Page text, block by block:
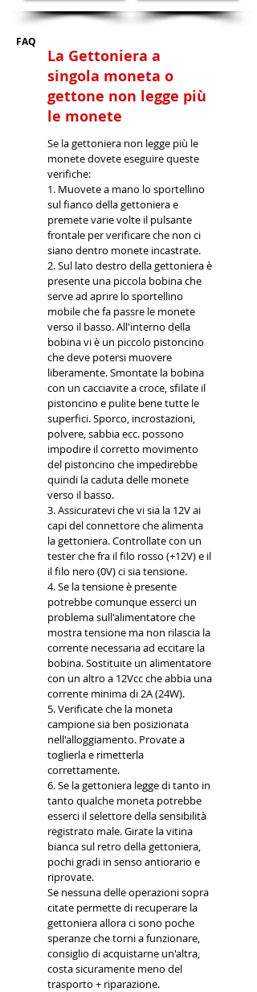
FAQ
La Gettoniera a
singola moneta o
gettone non legge più
le monete
Se la gettoniera non legge più le
monete dovete eseguire queste
verifiche:
1. Muovete a mano lo sportellino
sul fianco della gettoniera e
premete varie volte il pulsante
frontale per verificare che non ci
siano dentro monete incastrate.
2. Sul lato destro della gettoniera è
presente una piccola bobina che
serve ad aprire lo sportellino
mobile che fa passre le monete
verso il basso. All'interno della
bobina vi è un piccolo pistoncino
che deve potersi muovere
liberamente. Smontate la bobina
con un cacciavite a croce, sfilate il
pistoncino e pulite bene tutte le
superfici. Sporco, incrostazioni,
polvere, sabbia ecc. possono
impodire il corretto movimento
del pistoncino che impedirebbe
quindi la caduta delle monete
verso il basso.
3. Assicuratevi che vi sia la 12V ai
capi del connettore che alimenta
la gettoniera. Controllate con un
tester che fra il filo rosso (+12V) e il
il filo nero (0V) ci sia tensione.
4. Se la tensione è presente
potrebbe comunque esserci un
problema sull'alimentatore che
mostra tensione ma non rilascia la
corrente necessaria ad eccitare la
bobina. Sostituite un alimentatore
con un altro a 12Vcc che abbia una
corrente minima di 2A (24W).
5. Verificate che la moneta
campione sia ben posizionata
nell'alloggiamento. Provate a
toglierla e rimetterla
correttamente.
6. Se la gettoniera legge di tanto in
tanto qualche moneta potrebbe
esserci il selettore della sensibilità
registrato male. Girate la vitina
bianca sul retro della gettoniera,
pochi gradi in senso antiorario e
riprovate.
Se nessuna delle operazioni sopra
citate permette di recuperare la
gettoniera allora ci sono poche
speranze che torni a funzionare,
consiglio di acquistarne un'altra,
costa sicuramente meno del
trasporto + riparazione.